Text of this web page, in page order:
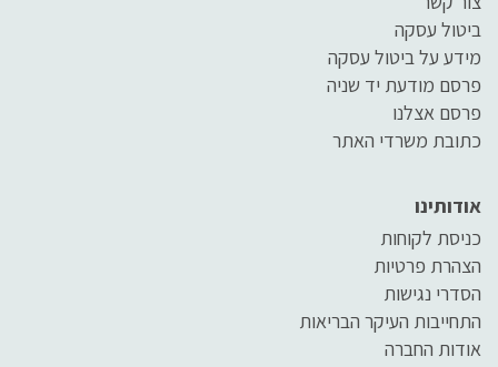
ביטול עסקה
מידע על ביטול עסקה
פרסם מודעת יד שניה
פרסם אצלנו
כתובת משרדי האתר
אודותינו
כניסת לקוחות
הצהרת פרטיות
הסדרי נגישות
התחייבות העיקר הבריאות
אודות החברה